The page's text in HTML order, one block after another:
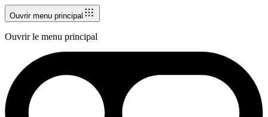
Ouvrir menu principal
Ouvrir le menu principal